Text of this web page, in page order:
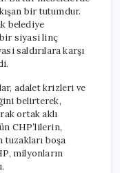
bir tutumdur.
belediye
bir siyasi linç
saldırılara karşı
adalet krizleri ve
belirterek,
ortak aklı
CHP’lilerin,
boşa
milyonların